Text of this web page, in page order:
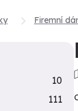
Firemní
10
111